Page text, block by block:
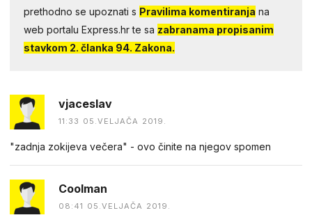
prethodno se upoznati s Pravilima komentiranja na
web portalu Express.hr te sa zabranama propisanim
stavkom 2. članka 94. Zakona.
vjaceslav
11:33 05.VELJAČA 2019.
"zadnja zokijeva večera" - ovo činite na njegov spomen
Coolman
08:41 05.VELJAČA 2019.